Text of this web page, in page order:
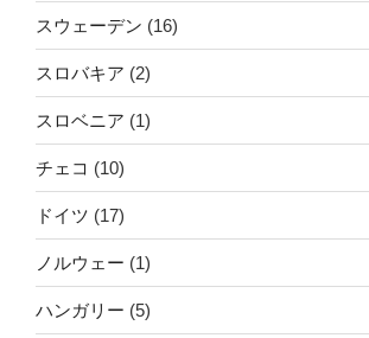
スウェーデン (16)
スロバキア (2)
スロベニア (1)
チェコ (10)
ドイツ (17)
ノルウェー (1)
ハンガリー (5)